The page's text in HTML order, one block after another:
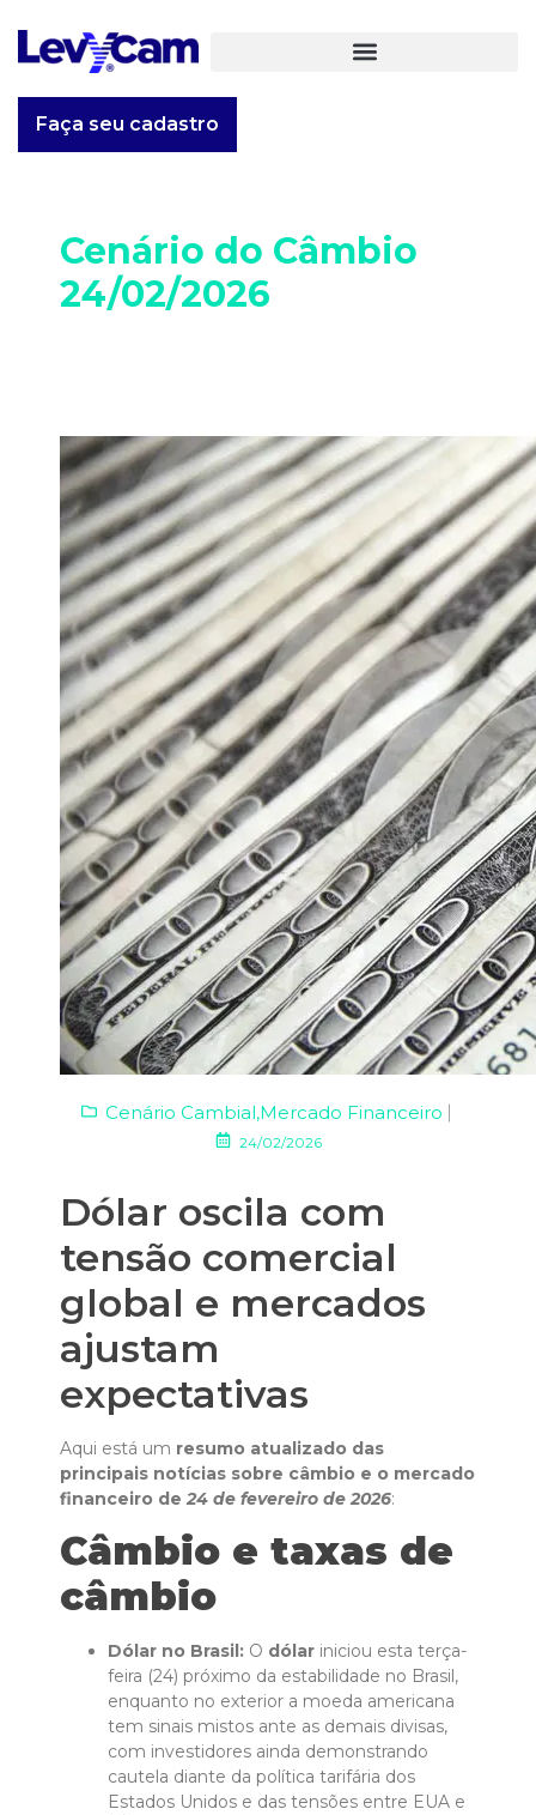
Faça seu cadastro
Cenário do Câmbio
24/02/2026
Cenário Cambial,Mercado Financeiro
24/02/2026
Dólar oscila com
tensão comercial
global e mercados
ajustam
expectativas
Aqui está um resumo atualizado das
principais notícias sobre câmbio e o mercado
financeiro de24 de fevereiro de 2026:
Câmbio e taxas de
câmbio
Dólar no Brasil: O dólar iniciou esta terça-
feira (24) próximo da estabilidade no Brasil,
enquanto no exterior a moeda americana
tem sinais mistos ante as demais divisas,
com investidores ainda demonstrando
cautela diante da política tarifária dos
Estados Unidos e das tensões entre EUA e